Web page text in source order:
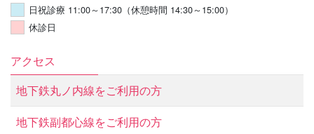
日祝診療 11:00～17:30（休憩時間 14:30～15:00）
休診日
アクセス
地下鉄丸ノ内線をご利用の方
地下鉄副都心線をご利用の方